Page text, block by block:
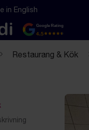
av denna sida
in English
Google Rating
4.5
Restaurang & Kök